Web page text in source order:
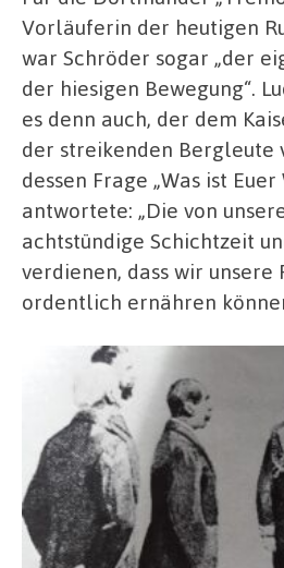
Vorläuferin der heutigen
war Schröder sogar „der
der hiesigen Bewegung“.
es denn auch, der dem
der streikenden Bergleute
dessen Frage „Was ist Euer
antwortete: „Die von
achtstündige Schichtzeit
verdienen, dass wir unsere
ordentlich ernähren